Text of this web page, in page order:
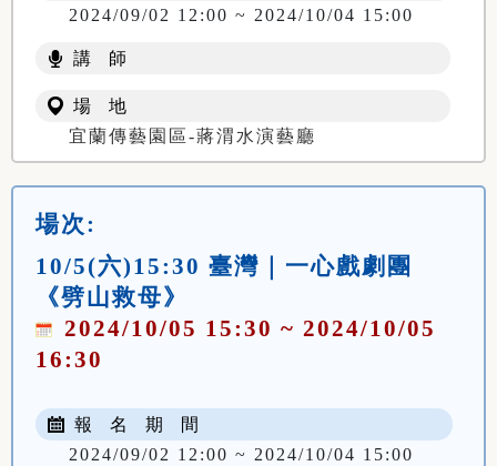
2024/09/02 12:00 ~ 2024/10/04 15:00
講 師
場 地
宜蘭傳藝園區-蔣渭水演藝廳
場次:
10/5(六)15:30 臺灣｜一心戲劇團
《劈山救母》
2024/10/05 15:30 ~ 2024/10/05
16:30
報 名 期 間
2024/09/02 12:00 ~ 2024/10/04 15:00